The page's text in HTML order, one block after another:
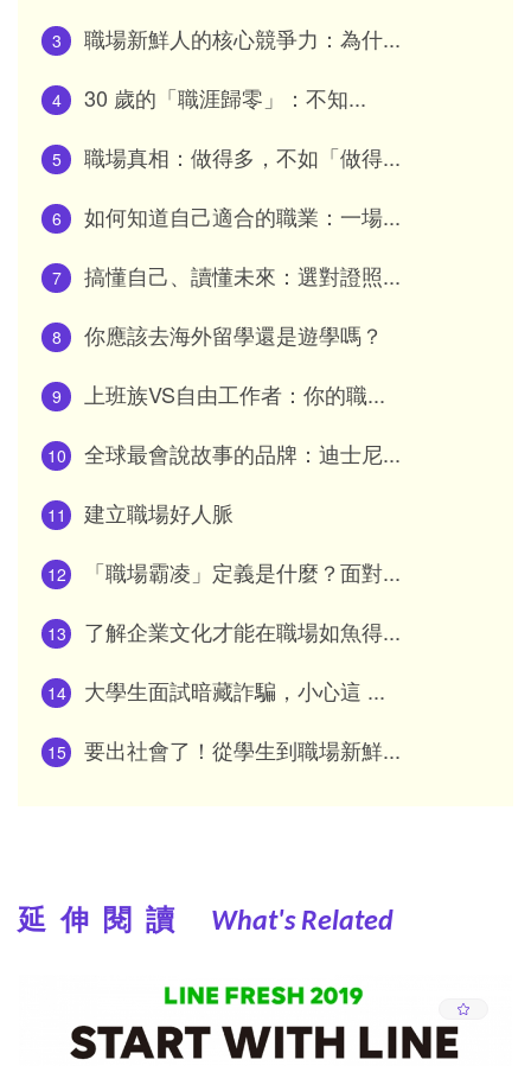
3 職場新鮮人的核心競爭力：為什...
4 30 歲的「職涯歸零」：不知...
5 職場真相：做得多，不如「做得...
6 如何知道自己適合的職業：一場...
7 搞懂自己、讀懂未來：選對證照...
8 你應該去海外留學還是遊學嗎？
9 上班族VS自由工作者：你的職...
10 全球最會說故事的品牌：迪士尼...
11 建立職場好人脈
12 「職場霸凌」定義是什麼？面對...
13 了解企業文化才能在職場如魚得...
14 大學生面試暗藏詐騙，小心這 ...
15 要出社會了！從學生到職場新鮮...
延伸閱讀 What's Related